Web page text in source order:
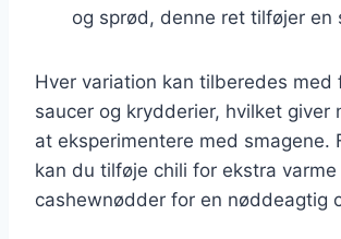
og sprød, denne ret tilføjer en
Hver variation kan tilberedes med
saucer og krydderier, hvilket giver
at eksperimentere med smagene.
kan du tilføje chili for ekstra varme
cashewnødder for en nøddeagtig